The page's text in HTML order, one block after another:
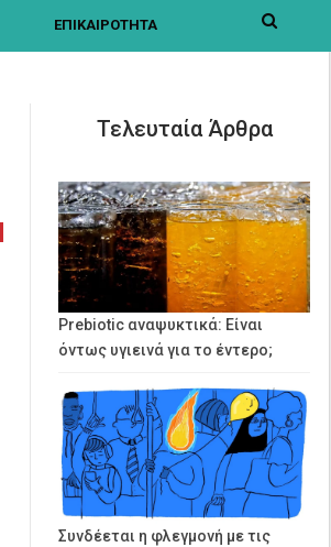
ΕΠΙΚΑΙΡΟΤΗΤΑ
Τελευταία Άρθρα
Prebiotic αναψυκτικά: Είναι
όντως υγιεινά για το έντερο;
Συνδέεται η φλεγμονή με τις